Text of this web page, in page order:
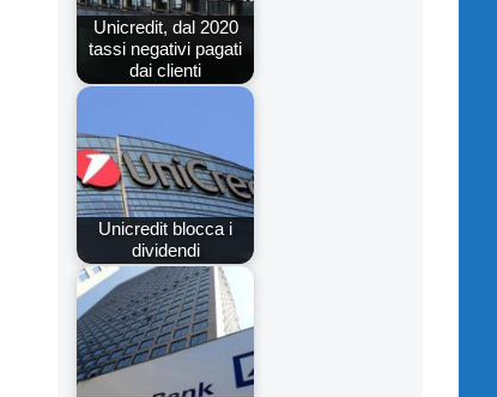
Unicredit, dal 2020
tassi negativi pagati
dai clienti
Unicredit blocca i
dividendi